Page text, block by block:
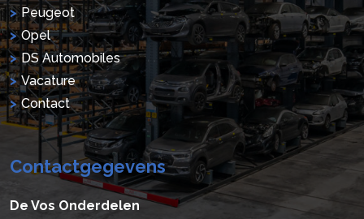
Peugeot
Opel
DS Automobiles
Vacature
Contact
Contactgegevens
De Vos Onderdelen